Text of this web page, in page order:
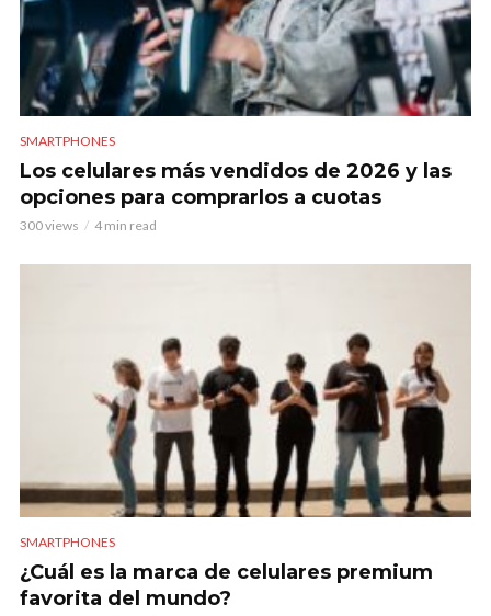
SMARTPHONES
Los celulares más vendidos de 2026 y las
opciones para comprarlos a cuotas
300 views 4 min read
SMARTPHONES
¿Cuál es la marca de celulares premium
favorita del mundo?